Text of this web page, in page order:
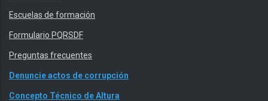
Escuelas de formación
Formulario PQRSDF
Preguntas frecuentes
Denuncie actos de corrupción
Concepto Técnico de Altura